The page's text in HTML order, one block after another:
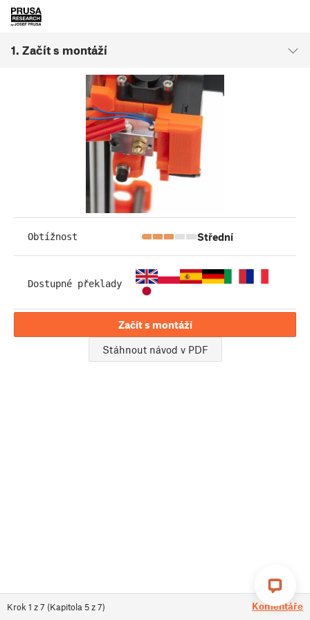
1. Začít s montáží
Krok 1 z7 (Kapitola 5z7) Komentáře
Obtížnost Střední
Dostupné překlady
Začít s montáží
Stáhnout návod v PDF